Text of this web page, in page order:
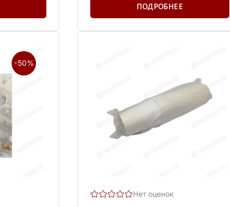
ПОДРОБНЕЕ
-50%
Нет оценок